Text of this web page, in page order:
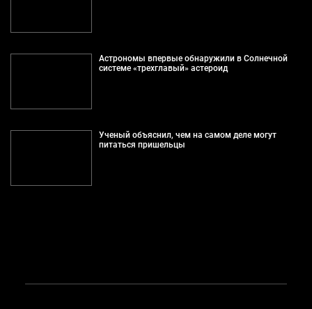
Астрономы впервые обнаружили в Солнечной
системе «трехглавый» астероид
Ученый объяснил, чем на самом деле могут
питаться пришельцы